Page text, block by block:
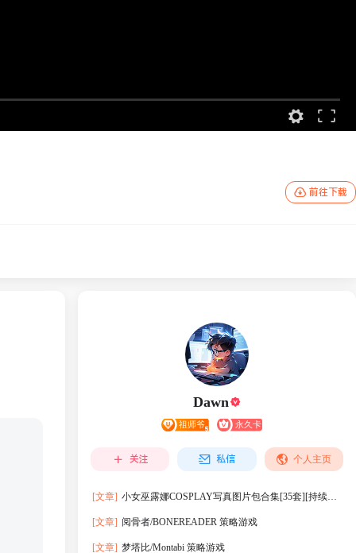
前往下载
Dawn
关注 私信 个人主页
[文章] 小女巫露娜COSPLAY写真图片包合集[35套][持续更
[文章] 阅骨者/BONEREADER 策略游戏
[文章] 梦塔比/Montabi 策略游戏